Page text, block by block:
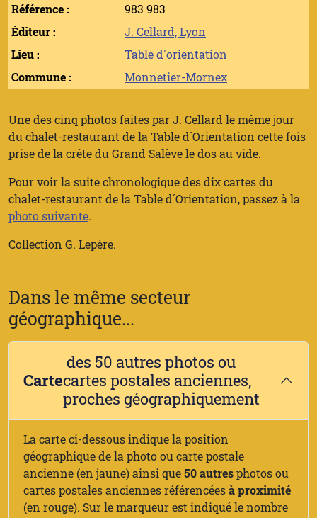
Référence :
983 983
Éditeur :
J. Cellard, Lyon
Lieu :
Table d'orientation
Commune :
Monnetier-Mornex
Une des cinq photos faites par J. Cellard le même jour
du chalet-restaurant de la Table d´Orientation cette fois
prise de la crête du Grand Salève le dos au vide.
Pour voir la suite chronologique des dix cartes du
chalet-restaurant de la Table d´Orientation, passez à la
photo suivante.
Collection G. Lepère.
Dans le même secteur
géographique...
Carte
des 50 autres photos ou
cartes postales anciennes,
proches géographiquement
La carte ci-dessous indique la position
géographique de la photo ou carte postale
ancienne (en jaune) ainsi que50 autresphotos ou
cartes postales anciennes référencéesà proximité
(en rouge). Sur le marqueur est indiqué le nombre